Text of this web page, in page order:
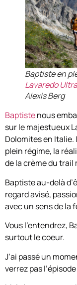
Baptiste en
Lavaredo
Alexis Berg
Baptistenous
sur le majestueux
Dolomites en Italie.
plein régime, la
de la crème du trail
Baptiste au-delà
regard avisé,
avec un sens de la
Vous l’entendrez,
surtout le coeur.
J’ai passé un
verrez pas